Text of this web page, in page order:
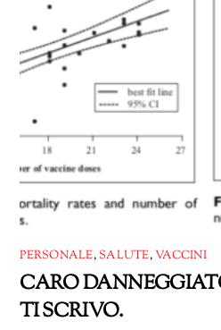
PERSONALE,SALUTE,VACCINI
CARO
TI SCRIVO.